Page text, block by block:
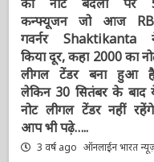
क्लीन नोट पॉलिसी’ : 2000
की नोट बदली पर 5
कन्फ्यूजन जो आज RBI
गवर्नर Shaktikanta ने
किया दूर, कहा 2000 का
नोट लीगल टेंडर बना हुआ है,
लेकिन 30 सितंबर के बाद ये
नोट लीगल टेंडर नहीं रहेंगे।
आप भी पढ़े…..